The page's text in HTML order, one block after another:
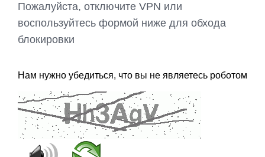
Пожалуйста, отключите VPN или
воспользуйтесь формой ниже для обхода
блокировки
Нам нужно убедиться, что вы не являетесь роботом